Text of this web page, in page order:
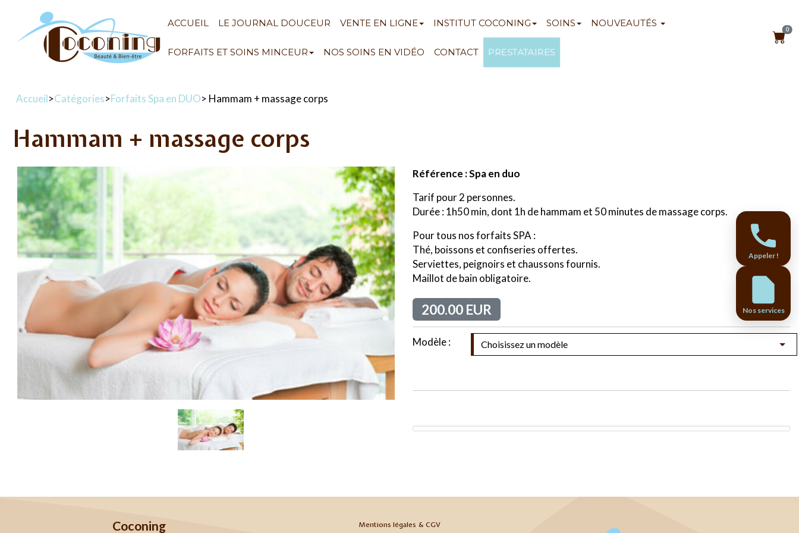
ACCUEIL LE JOURNAL DOUCEUR VENTE EN LIGNE INSTITUT COCONING SOINS NOUVEAUTÉS
FORFAITS ET SOINS MINCEUR NOS SOINS EN VIDÉO CONTACT PRESTATAIRES
0
Accueil>Catégories>Forfaits Spa en DUO> Hammam + massage corps
Hammam + massage corps
Référence : Spa en duo
Tarif pour 2 personnes.
Durée : 1h50 min, dont 1h de hammam et 50 minutes de massage corps.
Pour tous nos forfaits SPA :
Thé, boissons et confiseries offertes.
Serviettes, peignoirs et chaussons fournis.
Maillot de bain obligatoire.
200.00 EUR
Modèle :
Coconing Mentions légales & CGV
Appeler !
Nos services